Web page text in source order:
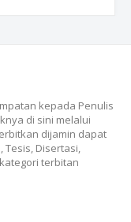
kepada Penulis
di sini melalui
dijamin dapat
Tesis, Disertasi,
terbitan